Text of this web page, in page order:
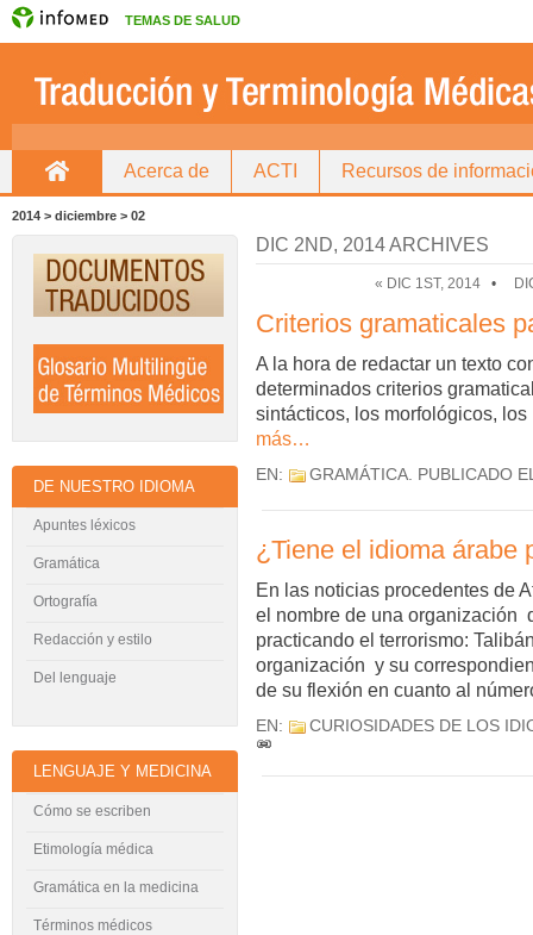
TEMAS DE SALUD
Acerca de ACTI Recursos de
Directorio de traductores
2014 > diciembre > 02
DIC 2ND, 2014 ARCHIVES
« DIC 1ST, 2014 •
Criterios gramaticales
A la hora de redactar un texto
determinados criterios
sintácticos, los morfológicos,
más…
EN: GRAMÁTICA. PUBLICADO
¿Tiene el idioma árabe
En las noticias procedentes de
el nombre de una organización
practicando el terrorismo:
organización y su
de su flexión en cuanto al
EN: CURIOSIDADES DE LOS
DE NUESTRO IDIOMA
Apuntes léxicos
Gramática
Ortografía
Redacción y estilo
Del lenguaje
LENGUAJE Y MEDICINA
Cómo se escriben
Etimología médica
Gramática en la medicina
Términos médicos